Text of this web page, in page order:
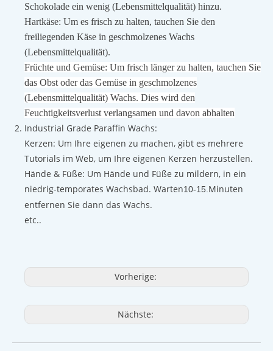
Schokolade ein wenig (Lebensmittelqualität) hinzu.
Hartkäse: Um es frisch zu halten, tauchen Sie den
freiliegenden Käse in geschmolzenes Wachs
(Lebensmittelqualität).
Früchte und Gemüse: Um frisch länger zu halten, tauchen Sie
das Obst oder das Gemüse in geschmolzenes
(Lebensmittelqualität) Wachs. Dies wird den
Feuchtigkeitsverlust verlangsamen und davon abhalten
Industrial Grade Paraffin Wachs:
Kerzen: Um Ihre eigenen zu machen, gibt es mehrere
Tutorials im Web, um Ihre eigenen Kerzen herzustellen.
Hände & Füße: Um Hände und Füße zu mildern, in ein
niedrig-temporates Wachsbad. Warten10-15. Minuten
entfernen Sie dann das Wachs.
etc..
Vorherige:
Nächste: